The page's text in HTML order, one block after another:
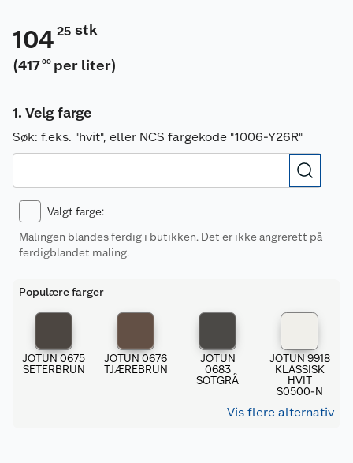
104 25 stk
(417 00 per liter)
Velg farge
Søk: f.eks. "hvit", eller NCS fargekode "1006-Y26R"
Valgt farge:
Malingen blandes ferdig i butikken. Det er ikke angrerett på
ferdigblandet maling.
Populære farger
JOTUN 0675
SETERBRUN
JOTUN 0676
TJÆREBRUN
JOTUN
0683
SOTGRÅ
JOTUN 9918
KLASSISK
HVIT
S0500-N
Vis flere alternativ